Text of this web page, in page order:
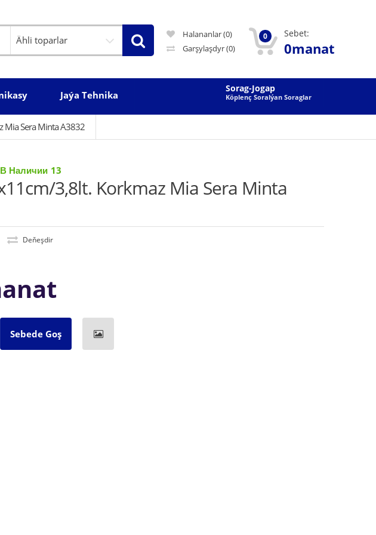
Halananlar (0)
Garşylaşdyr(0)
0 Sebet:
0manat
Jaýa Tehnika
Sorag-Jogap
Köplenç Soralýan Soraglar
Mia Sera Minta A3832
13
3,8lt. Korkmaz Mia Sera Minta
Deňeşdir